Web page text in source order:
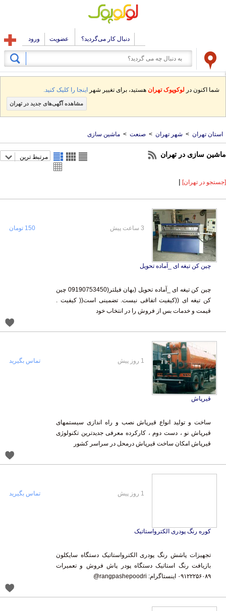
دنبال کار می‌گردید؟ عضویت ورود
شما اکنون در لوکوپوک تهران هستید، برای تغییر شهر اینجا را کلیک کنید.
مشاهده آگهی‌های جدید در تهران
استان تهران > شهر تهران > صنعت > ماشین سازی
ماشین سازی در تهران مرتبط ترین
[جستجو در تهران] |
چین کن تیغه ای _آماده تحویل
چین کن تیغه ای _آماده تحویل (بهان فیلتر(09190753450 چین
کن تیغه ای ((کیفیت اتفاقی نیست. تضمینی است(( کیفیت .
قیمت و خدمات بس از فروش را در انتخاب خود
3 ساعت پیش 150 تومان
قیرپاش
ساخت و تولید انواع قیرپاش نصب و راه اندازی سیستمهای
قیرپاش نو ، دست دوم ، کارکرده معرفی جدیدترین تکنولوژی
قیرپاش امکان ساخت قیرپاش درمحل در سراسر کشور
1 روز پیش تماس بگیرید
کوره رنگ پودری الکترواستاتیک
تجهیزات پاشش رنگ پودری الکترواستاتیک دستگاه سایکلون
بازیافت رنگ استاتیک دستگاه پودر پاش فروش و تعمیرات
۰۹۱۲۲۲۵۶۰۸۹ اینستاگرام: rangpashepoodri@
1 روز پیش تماس بگیرید